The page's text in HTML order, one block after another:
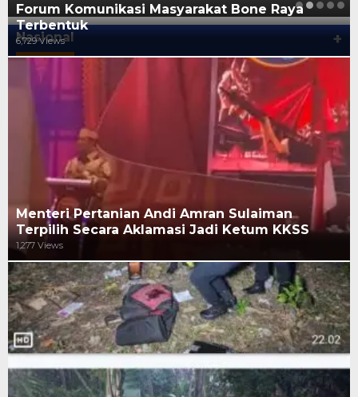
Nasional +
Forum Komunikasi Masyarakat Bone Raya
Terbentuk
6,729 Views
Menteri Pertanian Andi Amran Sulaiman
Terpilih Secara Aklamasi Jadi Ketum KKSS
1,277 Views